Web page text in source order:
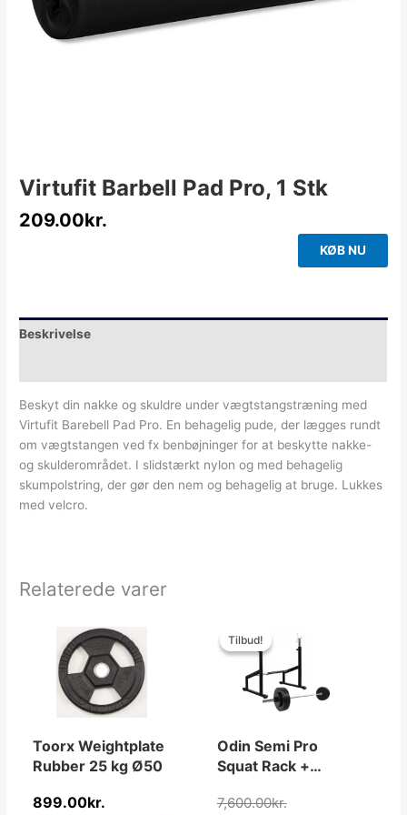
Virtufit Barbell Pad Pro, 1 Stk
209.00kr.
KØB NU
Beskrivelse
Beskyt din nakke og skuldre under vægtstangstræning med
Virtufit Barebell Pad Pro. En behagelig pude, der lægges rundt
om vægtstangen ved fx benbøjninger for at beskytte nakke-
og skulderområdet. I slidstærkt nylon og med behagelig
skumpolstring, der gør den nem og behagelig at bruge. Lukkes
med velcro.
Relaterede varer
Toorx Weightplate
Rubber 25 kg Ø50
899.00kr.
Tilbud!
Tilbud!
Odin Semi Pro
Squat Rack +
Vægtstang
7,600.00kr.
oprindelige
pris
var:
7,600.00kr..
4,999.00kr..